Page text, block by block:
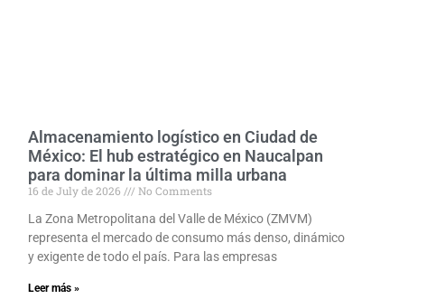
Almacenamiento logístico en Ciudad de
México: El hub estratégico en Naucalpan
para dominar la última milla urbana
16 de July de 2026
No Comments
La Zona Metropolitana del Valle de México (ZMVM)
representa el mercado de consumo más denso, dinámico
y exigente de todo el país. Para las empresas
Leer más »